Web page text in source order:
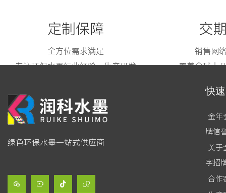
定制保障
全方位需求满足
专注环保水墨行业经验、生产研发
交
销售网
覆盖全球十
绿色环保水墨一站式供应商
   
快
金年
牌信
关于
字招
合作